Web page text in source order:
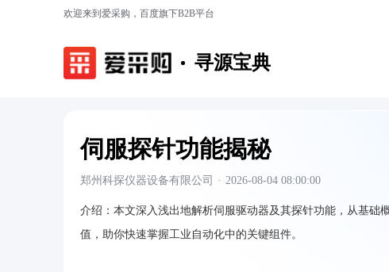
欢迎来到爱采购，百度旗下B2B平台
寻源宝典
伺服探针功能揭秘
郑州科探仪器设备有限公司 · 2026-08-04 08:00:00
介绍： 本文深入浅出地解析伺服驱动器及其探针功能，从基础
值，助你快速掌握工业自动化中的关键组件。